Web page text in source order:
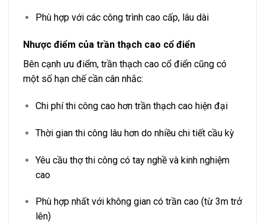
Phù hợp với các công trình cao cấp, lâu dài
Nhược điểm của trần thạch cao cổ điển
Bên cạnh ưu điểm, trần thạch cao cổ điển cũng có
một số hạn chế cần cân nhắc:
Chi phí thi công cao hơn trần thạch cao hiện đại
Thời gian thi công lâu hơn do nhiều chi tiết cầu kỳ
Yêu cầu thợ thi công có tay nghề và kinh nghiệm
cao
Phù hợp nhất với không gian có trần cao (từ 3m trở
lên)